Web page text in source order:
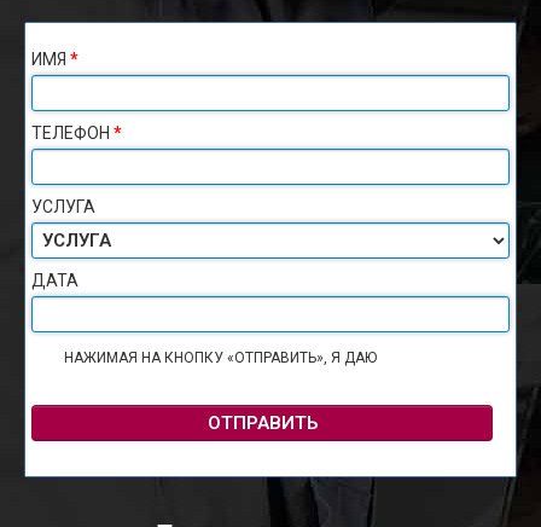
ИМЯ *
ТЕЛЕФОН *
УСЛУГА
ДАТА
НАЖИМАЯ НА КНОПКУ «ОТПРАВИТЬ», Я ДАЮ
ОТПРАВИТЬ